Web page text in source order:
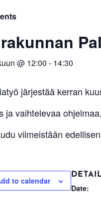
@ 12:00 - 14:30
järjestää kerran
ja vaihtelevaa
viimeistään
to calendar
Date: